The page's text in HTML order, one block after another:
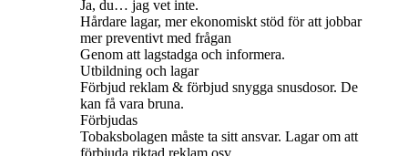
Ja, du… jag vet inte.
Hårdare lagar, mer ekonomiskt stöd för att jobbar
mer preventivt med frågan
Genom att lagstadga och informera.
Utbildning och lagar
Förbjud reklam & förbjud snygga snusdosor. De
kan få vara bruna.
Förbjudas
Tobaksbolagen måste ta sitt ansvar. Lagar om att
förbjuda riktad reklam osv